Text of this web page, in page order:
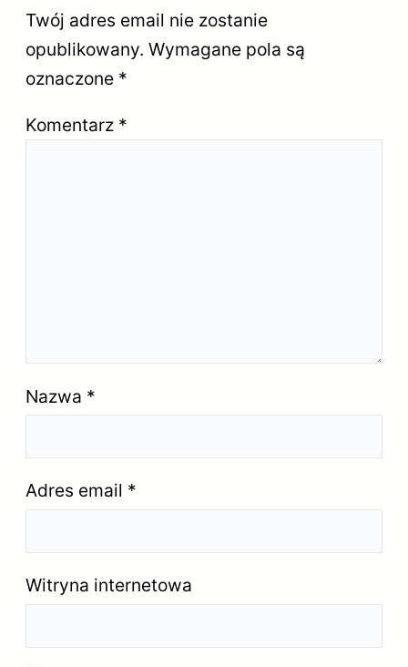
Twój adres email nie zostanie
opublikowany. Wymagane pola są
oznaczone *
Komentarz *
Nazwa *
Adres email *
Witryna internetowa